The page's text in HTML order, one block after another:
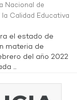
Nacional de
Calidad Educativa
el estado de
materia de
del año 2022
...